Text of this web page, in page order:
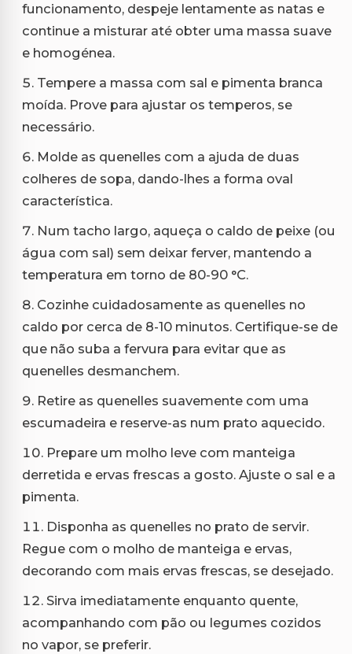
funcionamento, despeje lentamente as natas e
continue a misturar até obter uma massa suave
e homogénea.
Tempere a massa com sal e pimenta branca
moída. Prove para ajustar os temperos, se
necessário.
Molde as quenelles com a ajuda de duas
colheres de sopa, dando-lhes a forma oval
característica.
Num tacho largo, aqueça o caldo de peixe (ou
água com sal) sem deixar ferver, mantendo a
temperatura em torno de 80-90 °C.
Cozinhe cuidadosamente as quenelles no
caldo por cerca de 8-10 minutos. Certifique-se de
que não suba a fervura para evitar que as
quenelles desmanchem.
Retire as quenelles suavemente com uma
escumadeira e reserve-as num prato aquecido.
Prepare um molho leve com manteiga
derretida e ervas frescas a gosto. Ajuste o sal e a
pimenta.
Disponha as quenelles no prato de servir.
Regue com o molho de manteiga e ervas,
decorando com mais ervas frescas, se desejado.
Sirva imediatamente enquanto quente,
acompanhando com pão ou legumes cozidos
no vapor, se preferir.